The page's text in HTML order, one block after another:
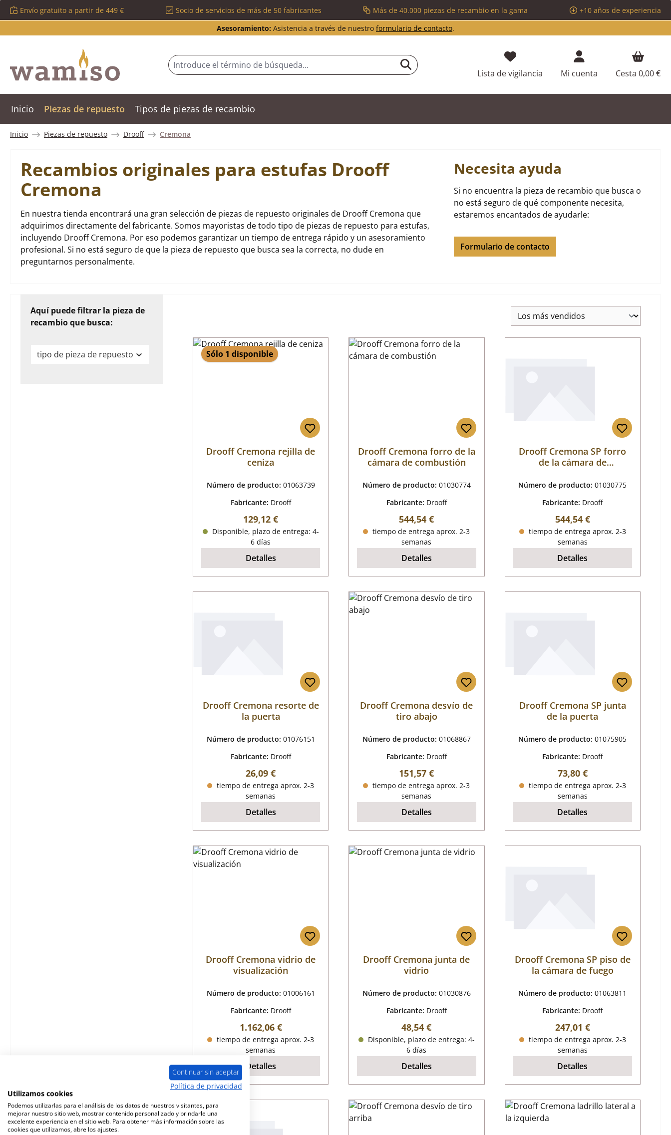
al contenido principal
Saltar a la búsqueda
Saltar a la navegación principal
Envío gratuito a partir de 449 € Socio de servicios de más de 50 fabricantes Más de 40.000 piezas de recambio en la gama
+10 años de experiencia
Asesoramiento: Asistencia a través de nuestro formulario de contacto.
Lista de vigilancia Tienes 0 artículos en tu lista de
Mi cuenta Cesta 0,00 €
Inicio Piezas de repuesto Tipos de piezas de recambio
Inicio Piezas de repuesto Drooff Cremona
Recambios originales para estufas Drooff
Cremona
En nuestra tienda encontrará una gran selección de piezas de repuesto originales de Drooff Cremona que
adquirimos directamente del fabricante. Somos mayoristas de todo tipo de piezas de repuesto para estufas,
incluyendo Drooff Cremona. Por eso podemos garantizar un tiempo de entrega rápido y un asesoramiento
profesional. Si no está seguro de que la pieza de repuesto que busca sea la correcta, no dude en
preguntarnos personalmente.
Necesita ayuda
Si no encuentra la pieza de recambio que busca o
no está seguro de qué componente necesita,
estaremos encantados de ayudarle:
Formulario de contacto
Aquí puede filtrar la pieza de
recambio que busca:
tipo de pieza de repuesto Sólo 1 disponible
Drooff Cremona rejilla de
ceniza
Número de producto: 01063739
Fabricante: Drooff
Precio normal:
129,12 €
Disponible, plazo de entrega: 4-
6 días
Detalles
Drooff Cremona forro de la
cámara de combustión
Número de producto: 01030774
Fabricante: Drooff
Precio normal:
544,54 €
tiempo de entrega aprox. 2-3
semanas
Detalles
Drooff Cremona SP forro
de la cámara de
Número de producto:01030775
Fabricante: Drooff
Precio normal:
544,54 €
tiempo de entrega aprox. 2-3
semanas
Detalles
Drooff Cremona resorte de
la puerta
Número de producto: 01076151
Fabricante: Drooff
Precio normal:
26,09 €
tiempo de entrega aprox. 2-3
semanas
Detalles
Drooff Cremona desvío de
tiro abajo
Número de producto: 01068867
Fabricante: Drooff
Precio normal:
151,57 €
tiempo de entrega aprox. 2-3
semanas
Detalles
Drooff Cremona SP junta
de la puerta
Número de producto:01075905
Fabricante: Drooff
Precio normal:
73,80 €
tiempo de entrega aprox. 2-3
semanas
Detalles
Drooff Cremona vidrio de
visualización
Número de producto: 01006161
Fabricante: Drooff
Precio normal:
1.162,06 €
tiempo de entrega aprox. 2-3
semanas
Detalles
Drooff Cremona junta de
vidrio
Número de producto: 01030876
Fabricante: Drooff
Precio normal:
48,54 €
Disponible, plazo de entrega: 4-
6 días
Detalles
Drooff Cremona SP piso de
la cámara de fuego
Número de producto:01063811
Fabricante: Drooff
Precio normal:
247,01 €
tiempo de entrega aprox. 2-3
semanas
Detalles
Continuar sin aceptar
Política de privacidad
Utilizamos cookies
Podemos utilizarlas para el análisis de los datos de nuestros visitantes, para
mejorar nuestro sitio web, mostrar contenido personalizado y brindarle una
excelente experiencia en el sitio web. Para obtener más información sobre las
cookies que utilizamos, abre los ajustes.